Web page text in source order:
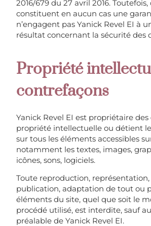
2016/679 du 27 avril 2016.
constituent en aucun cas une
n’engagent pas Yanick Revel EI à
résultat concernant la sécurité des
Propriété
contrefaçons
Yanick Revel EI est propriétaire
propriété intellectuelle ou détient
sur tous les éléments accessibles
notamment les textes, images,
icônes, sons, logiciels.
Toute reproduction,
publication, adaptation de tout ou
éléments du site, quel que soit le
procédé utilisé, est interdite, sauf
préalable de Yanick Revel EI.